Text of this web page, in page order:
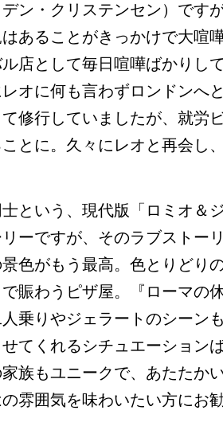
ン・クリステンセン）です
あることがきっかけで大喧
店として毎日喧嘩ばかりし
オに何も言わずロンドンへ
修行していましたが、就労
とに。久々にレオと再会し
という、現代版「ロミオ＆
ーですが、そのラブストー
色がもう最高。色とりどり
賑わうピザ屋。『ローマの
乗りやジェラートのシーン
てくれるシチュエーション
族もユニークで、あたたか
雰囲気を味わいたい方にお